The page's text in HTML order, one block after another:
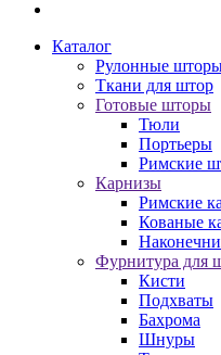
Каталог
Рулонные
Ткани для штор
Готовые шторы
Тюли
Портьеры
Римские
Карнизы
Римские
Кованые
Фурнитура для
Кисти
Подхваты
Бахрома
Шнуры